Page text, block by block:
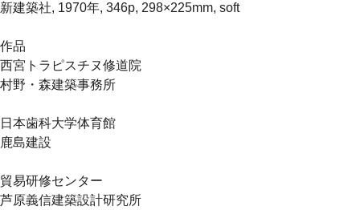
新建築社, 1970年, 346p, 298×225mm, soft
作品
西宮トラピスチヌ修道院
村野・森建築事務所
日本歯科大学体育館
鹿島建設
貿易研修センター
芦原義信建築設計研究所